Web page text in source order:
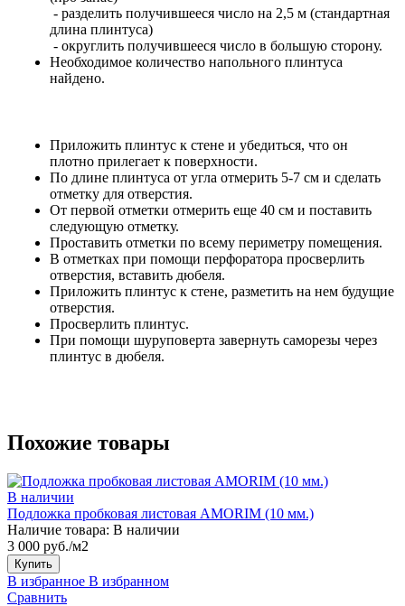
- разделить получившееся число на 2,5 м (стандартная
длина плинтуса)
- округлить получившееся число в большую сторону.
Необходимое количество напольного плинтуса
найдено.
Приложить плинтус к стене и убедиться, что он
плотно прилегает к поверхности.
По длине плинтуса от угла отмерить 5-7 см и сделать
отметку для отверстия.
От первой отметки отмерить еще 40 см и поставить
следующую отметку.
Проставить отметки по всему периметру помещения.
В отметках при помощи перфоратора просверлить
отверстия, вставить дюбеля.
Приложить плинтус к стене, разметить на нем будущие
отверстия.
Просверлить плинтус.
При помощи шуруповерта завернуть саморезы через
плинтус в дюбеля.
Похожие товары
В наличии
Подложка пробковая листовая AMORIM (10 мм.)
Наличие товара: В наличии
3 000 руб./м2
Купить
В избранное В избранном
Сравнить